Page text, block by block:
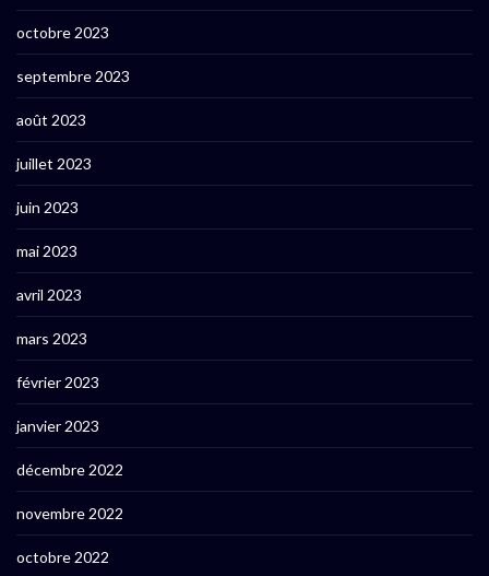
octobre 2023
septembre 2023
août 2023
juillet 2023
juin 2023
mai 2023
avril 2023
mars 2023
février 2023
janvier 2023
décembre 2022
novembre 2022
octobre 2022